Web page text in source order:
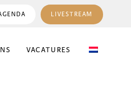
LIVESTREAM
VACATURES